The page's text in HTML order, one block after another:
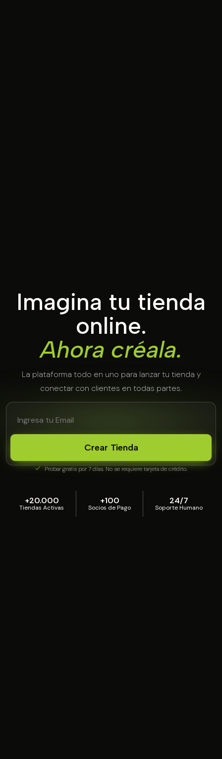
Imagina tu tienda
online.
Ahora créala.
La plataforma todo en uno para lanzar tu tienda y
conectar con clientes en todas partes.
Crear Tienda
Probar gratis por 7 días. No se requiere tarjeta de crédito.
+20.000
Tiendas Activas
+100
Socios de Pago
24/7
Soporte Humano